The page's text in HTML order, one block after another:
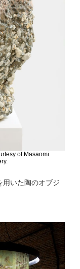
of Masaomi
用いた陶のオブジ